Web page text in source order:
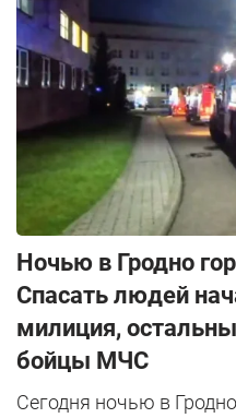
Ночью в Гродно
Спасать людей
милиция,
бойцы МЧС
Сегодня ночью в